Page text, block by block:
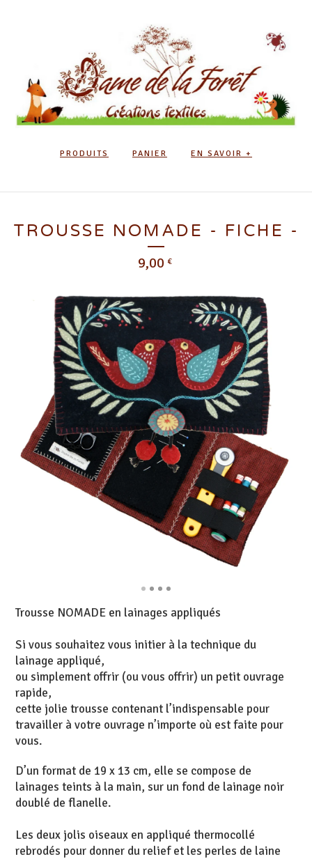
PRODUITS PANIER EN SAVOIR +
TROUSSE NOMADE - FICHE -
9,00 €
Trousse NOMADE en lainages appliqués
Si vous souhaitez vous initier à la technique du
lainage appliqué,
ou simplement offrir (ou vous offrir) un petit ouvrage
rapide,
cette jolie trousse contenant l’indispensable pour
travailler à votre ouvrage n’importe où est faite pour
vous.
D’un format de 19 x 13 cm, elle se compose de
lainages teints à la main, sur un fond de lainage noir
doublé de flanelle.
Les deux jolis oiseaux en appliqué thermocollé
rebrodés pour donner du relief et les perles de laine